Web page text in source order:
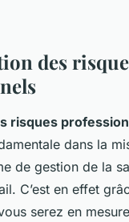
des
risques
dans la
de gestion de la
C’est en effet
serez en